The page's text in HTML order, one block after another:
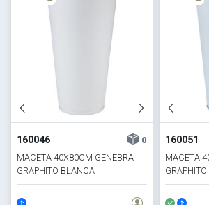
160046
0
MACETA 40X80CM GENEBRA
GRAPHITO BLANCA
160051
MACETA